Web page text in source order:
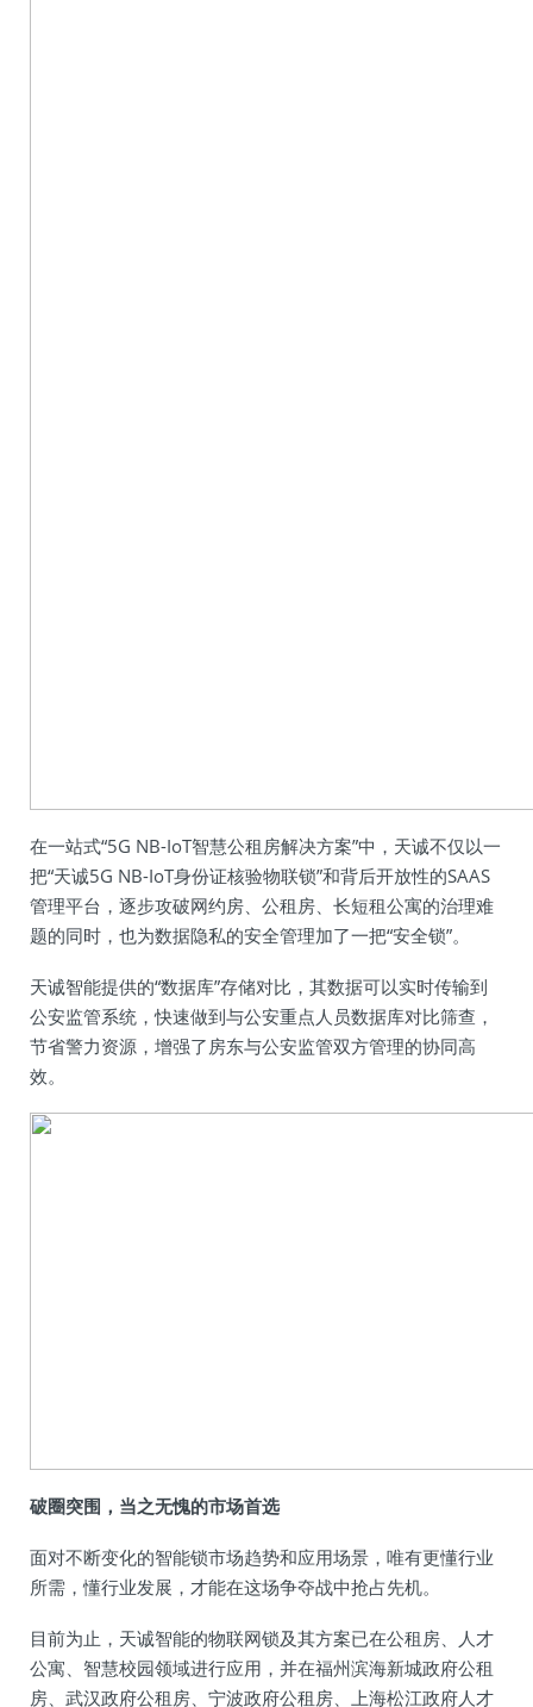
在一站式“5G NB-IoT智慧公租房解决方案”中，天诚不仅以一
把“天诚5G NB-IoT身份证核验物联锁”和背后开放性的SAAS
管理平台，逐步攻破网约房、公租房、长短租公寓的治理难
题的同时，也为数据隐私的安全管理加了一把“安全锁”。
天诚智能提供的“数据库”存储对比，其数据可以实时传输到
公安监管系统，快速做到与公安重点人员数据库对比筛查，
节省警力资源，增强了房东与公安监管双方管理的协同高
效。
破圈突围，当之无愧的市场首选
面对不断变化的智能锁市场趋势和应用场景，唯有更懂行业
所需，懂行业发展，才能在这场争夺战中抢占先机。
目前为止，天诚智能的物联网锁及其方案已在公租房、人才
公寓、智慧校园领域进行应用，并在福州滨海新城政府公租
房、武汉政府公租房、宁波政府公租房、上海松江政府人才